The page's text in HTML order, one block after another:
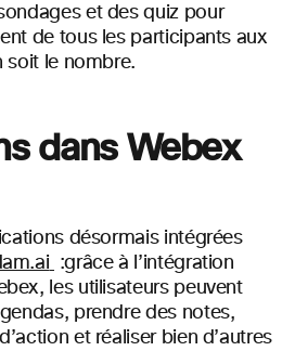
et des quiz pour
de tous les participants aux
soit le nombre.
dans Webex
désormais intégrées
:grâce à l’intégration
les utilisateurs peuvent
prendre des notes,
et réaliser bien d’autres